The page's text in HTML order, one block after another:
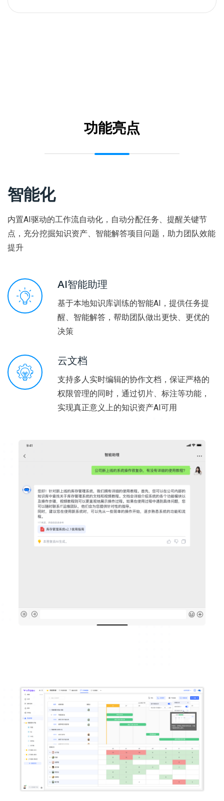
功能亮点
智能化
内置AI驱动的工作流自动化，自动分配任务、提醒关键节
点，充分挖掘知识资产、智能解答项目问题，助力团队效能
提升
AI智能助理
基于本地知识库训练的智能AI，提供任务提
醒、智能解答，帮助团队做出更快、更优的
决策
云文档
支持多人实时编辑的协作文档，保证严格的
权限管理的同时，通过切片、标注等功能，
实现真正意义上的知识资产AI可用